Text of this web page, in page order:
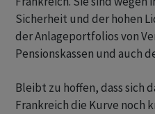
Sicherheit und der hohen
der Anlageportfolios von
Pensionskassen und auch
Bleibt zu hoffen, dass sich
Frankreich die Kurve noch